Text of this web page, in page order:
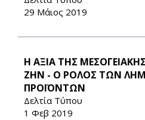
29 Μάιος 2019
Η ΑΞΙΑ ΤΗΣ
ΖΗΝ - Ο ΡΟΛΟΣ ΤΩΝ
ΠΡΟΪΟΝΤΩΝ
Δελτία Τύπου
1 Φεβ 2019